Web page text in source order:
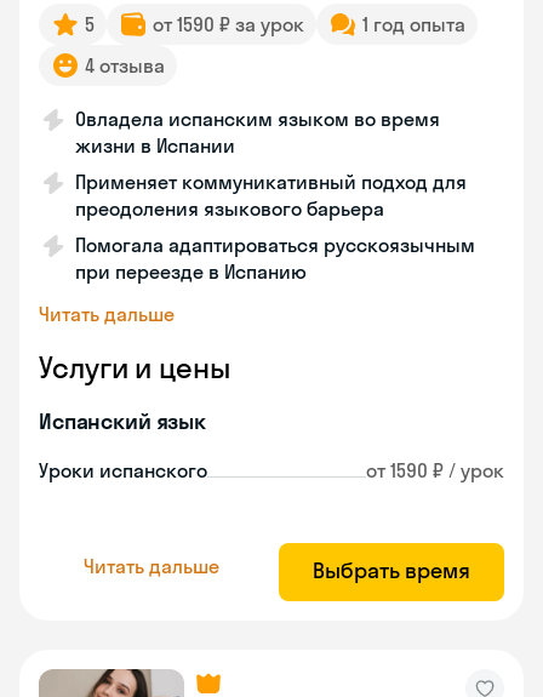
5 от 1590 ₽ за урок
1 год опыта
4 отзыва
Овладела испанским языком во время
жизни в Испании
Применяет коммуникативный подход для
преодоления языкового барьера
Помогала адаптироваться русскоязычным
при переезде в Испанию
Читать дальше
Услуги и цены
Испанский язык
Уроки испанского от 1590 ₽ / урок
Читать дальше Выбрать время